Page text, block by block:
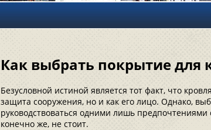
Как выбрать покрытие
Безусловной истиной является тот факт, что
защита сооружения, но и как его лицо. Однако,
руководствоваться одними лишь предпочтениями
конечно же, не стоит.